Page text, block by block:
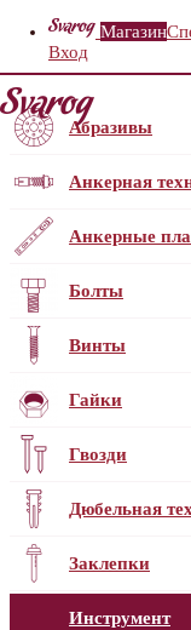
Магазин
Вход
Абразивы
Анкерная
Анкерные
Болты
Винты
Гайки
Гвозди
Дюбельная
Заклепки
Инструмент